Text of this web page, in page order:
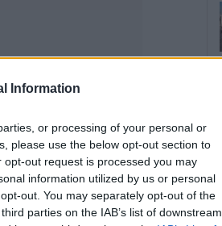
Information
or processing of your personal or
please use the below opt-out section to
out request is processed you may
information utilized by us or personal
out. You may separately opt-out of the
parties on the IAB’s list of downstream